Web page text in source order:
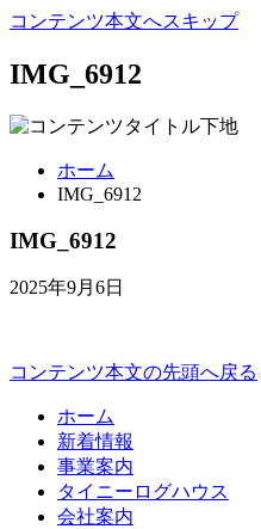
コンテンツ本文へスキップ
IMG_6912
ホーム
IMG_6912
IMG_6912
2025年9月6日
コンテンツ本文の先頭へ戻る
ホーム
新着情報
事業案内
タイニーログハウス
会社案内